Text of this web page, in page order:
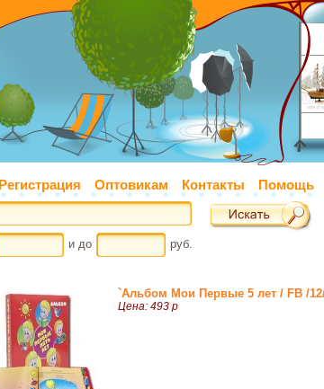
Регистрация Оптовикам Контакты Помощь
и до руб.
`Альбом Мои Первые 5 лет / FB /
Цена: 493 р